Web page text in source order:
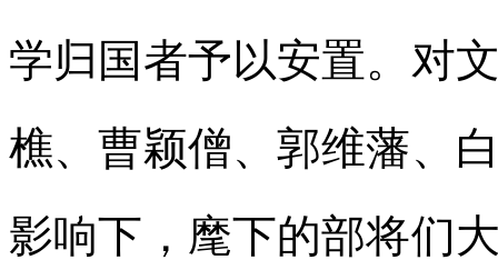
学归国者予以安置。对
樵、曹颖僧、郭维藩、
影响下，麾下的部将们